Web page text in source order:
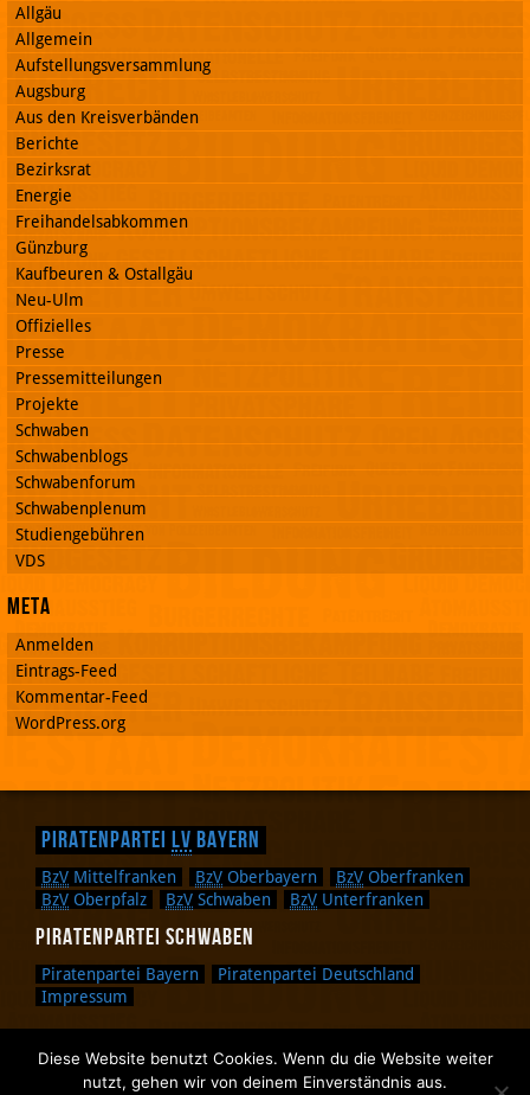
Allgäu
Allgemein
Aufstellungsversammlung
Augsburg
Aus den Kreisverbänden
Berichte
Bezirksrat
Energie
Freihandelsabkommen
Günzburg
Kaufbeuren & Ostallgäu
Neu-Ulm
Offizielles
Presse
Pressemitteilungen
Projekte
Schwaben
Schwabenblogs
Schwabenforum
Schwabenplenum
Studiengebühren
VDS
Meta
Anmelden
Eintrags-Feed
Kommentar-Feed
WordPress.org
Piratenpartei LV Bayern
BzV Mittelfranken BzV Oberbayern BzV Oberfranken
BzV Oberpfalz BzV Schwaben BzV Unterfranken
Piratenpartei Schwaben
Piratenpartei Bayern
Piratenpartei Deutschland
Impressum
Zurück nach oben.
Diese Website benutzt Cookies. Wenn du die Website weiter
nutzt, gehen wir von deinem Einverständnis aus.